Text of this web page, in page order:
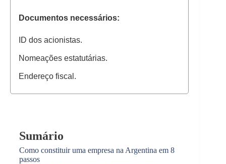
Documentos necessários:
ID dos acionistas.
Nomeações estatutárias.
Endereço fiscal.
Sumário
Como constituir uma empresa na Argentina em 8
passos